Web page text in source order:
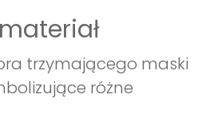
trzymającego maski
różne